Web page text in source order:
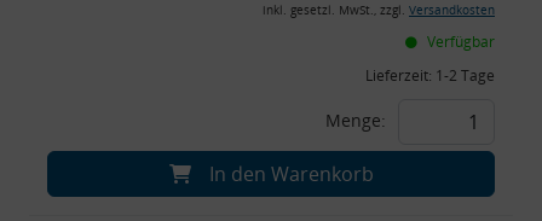
inkl. gesetzl. MwSt., zzgl. Versandkosten
Verfügbar
Lieferzeit: 1-2 Tage
Menge:
In den Warenkorb